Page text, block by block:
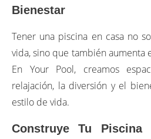
Bienestar
Tener una piscina en casa no
vida, sino que también aumenta
En Your Pool, creamos
relajación, la diversión y el
estilo de vida.
Construye Tu